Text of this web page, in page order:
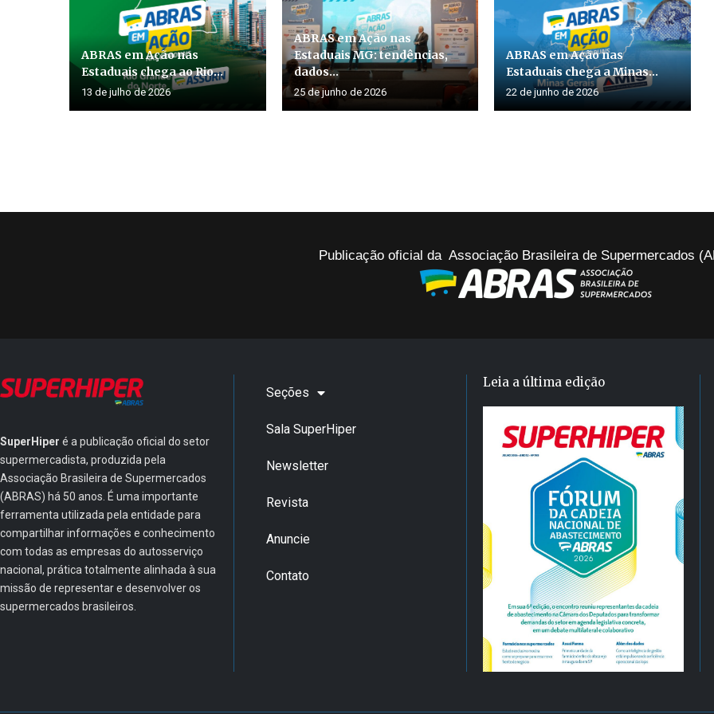
ABRAS em Ação nas
Estaduais chega ao Rio...
13 de julho de 2026
ABRAS em Ação nas
Estaduais MG: tendências,
dados...
25 de junho de 2026
ABRAS em Ação nas
Estaduais chega a Minas...
22 de junho de 2026
Publicação oficial da Associação Brasileira de Supermercados
SuperHiper é a publicação oficial do setor
supermercadista, produzida pela
Associação Brasileira de Supermercados
(ABRAS) há 50 anos. É uma importante
ferramenta utilizada pela entidade para
compartilhar informações e conhecimento
com todas as empresas do autosserviço
nacional, prática totalmente alinhada à sua
missão de representar e desenvolver os
supermercados brasileiros.
Seções
Sala SuperHiper
Newsletter
Revista
Anuncie
Contato
Leia a última edição